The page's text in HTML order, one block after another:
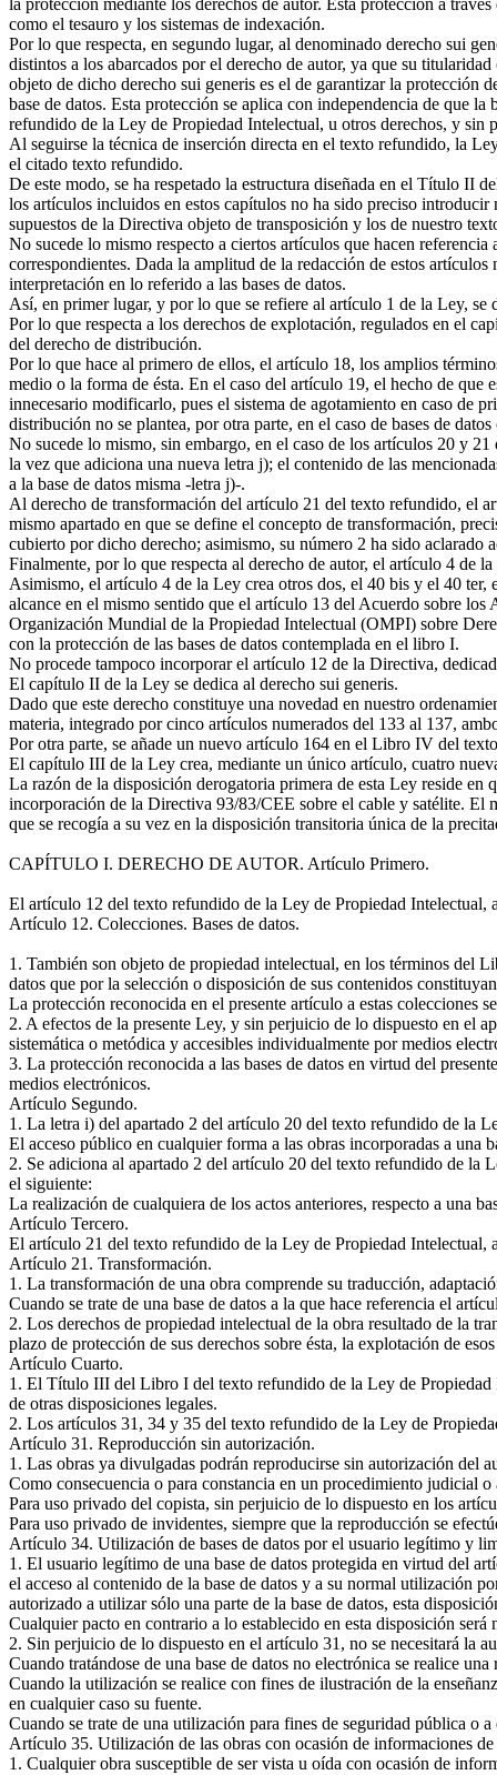
como el tesauro y los sistemas de indexación.
Por lo que respecta, en segundo lugar, al denominado derecho sui
distintos a los abarcados por el derecho de autor, ya que su
objeto de dicho derecho sui generis es el de garantizar la
base de datos. Esta protección se aplica con independencia de que
refundido de la Ley de Propiedad Intelectual, u otros derechos, y sin
Al seguirse la técnica de inserción directa en el texto refundido, la
el citado texto refundido.
De este modo, se ha respetado la estructura diseñada en el Título II
los artículos incluidos en estos capítulos no ha sido preciso
supuestos de la Directiva objeto de transposición y los de nuestro
No sucede lo mismo respecto a ciertos artículos que hacen
correspondientes. Dada la amplitud de la redacción de estos
interpretación en lo referido a las bases de datos.
Así, en primer lugar, y por lo que se refiere al artículo 1 de la Ley,
Por lo que respecta a los derechos de explotación, regulados en el
del derecho de distribución.
Por lo que hace al primero de ellos, el artículo 18, los amplios
medio o la forma de ésta. En el caso del artículo 19, el hecho de
innecesario modificarlo, pues el sistema de agotamiento en caso de
distribución no se plantea, por otra parte, en el caso de bases de
No sucede lo mismo, sin embargo, en el caso de los artículos 20 y
la vez que adiciona una nueva letra j); el contenido de las
a la base de datos misma -letra j)-.
Al derecho de transformación del artículo 21 del texto refundido, el
mismo apartado en que se define el concepto de transformación,
cubierto por dicho derecho; asimismo, su número 2 ha sido
Finalmente, por lo que respecta al derecho de autor, el artículo 4
Asimismo, el artículo 4 de la Ley crea otros dos, el 40 bis y el 40
alcance en el mismo sentido que el artículo 13 del Acuerdo sobre
Organización Mundial de la Propiedad Intelectual (OMPI) sobre
con la protección de las bases de datos contemplada en el libro I.
No procede tampoco incorporar el artículo 12 de la Directiva,
El capítulo II de la Ley se dedica al derecho sui generis.
Dado que este derecho constituye una novedad en nuestro
materia, integrado por cinco artículos numerados del 133 al 137,
Por otra parte, se añade un nuevo artículo 164 en el Libro IV del
El capítulo III de la Ley crea, mediante un único artículo, cuatro
La razón de la disposición derogatoria primera de esta Ley reside
incorporación de la Directiva 93/83/CEE sobre el cable y satélite. El
que se recogía a su vez en la disposición transitoria única de la
CAPÍTULO I. DERECHO DE AUTOR. Artículo Primero.
El artículo 12 del texto refundido de la Ley de Propiedad
Artículo 12. Colecciones. Bases de datos.
1. También son objeto de propiedad intelectual, en los términos del
datos que por la selección o disposición de sus contenidos
La protección reconocida en el presente artículo a estas colecciones
2. A efectos de la presente Ley, y sin perjuicio de lo dispuesto en el
sistemática o metódica y accesibles individualmente por medios
3. La protección reconocida a las bases de datos en virtud del
medios electrónicos.
Artículo Segundo.
1. La letra i) del apartado 2 del artículo 20 del texto refundido de la
El acceso público en cualquier forma a las obras incorporadas a una
2. Se adiciona al apartado 2 del artículo 20 del texto refundido de la
el siguiente:
La realización de cualquiera de los actos anteriores, respecto a una
Artículo Tercero.
El artículo 21 del texto refundido de la Ley de Propiedad
Artículo 21. Transformación.
1. La transformación de una obra comprende su traducción,
Cuando se trate de una base de datos a la que hace referencia el
2. Los derechos de propiedad intelectual de la obra resultado de la
plazo de protección de sus derechos sobre ésta, la explotación de
Artículo Cuarto.
1. El Título III del Libro I del texto refundido de la Ley de
de otras disposiciones legales.
2. Los artículos 31, 34 y 35 del texto refundido de la Ley de
Artículo 31. Reproducción sin autorización.
1. Las obras ya divulgadas podrán reproducirse sin autorización del
Como consecuencia o para constancia en un procedimiento judicial
Para uso privado del copista, sin perjuicio de lo dispuesto en los
Para uso privado de invidentes, siempre que la reproducción se
Artículo 34. Utilización de bases de datos por el usuario legítimo y
1. El usuario legítimo de una base de datos protegida en virtud del
el acceso al contenido de la base de datos y a su normal utilización
autorizado a utilizar sólo una parte de la base de datos, esta
Cualquier pacto en contrario a lo establecido en esta disposición será
2. Sin perjuicio de lo dispuesto en el artículo 31, no se necesitará la
Cuando tratándose de una base de datos no electrónica se realice
Cuando la utilización se realice con fines de ilustración de la
en cualquier caso su fuente.
Cuando se trate de una utilización para fines de seguridad pública o
Artículo 35. Utilización de las obras con ocasión de informaciones
1. Cualquier obra susceptible de ser vista u oída con ocasión de